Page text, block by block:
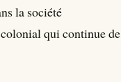
la société
qui continue de